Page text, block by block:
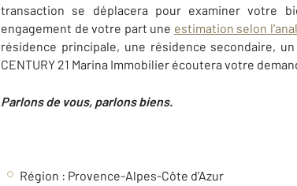
transaction se déplacera pour examiner votre
engagement de votre part une estimation selon
résidence principale, une résidence secondaire,
CENTURY 21 Marina Immobilier écoutera votre
Parlons de vous, parlons biens.
Région : Provence-Alpes-Côte d’Azur